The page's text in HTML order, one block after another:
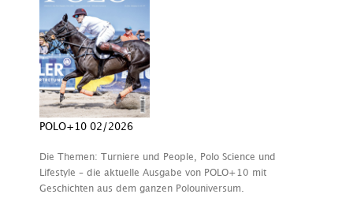
POLO+10 02/2026
Die Themen: Turniere und People, Polo Science und
Lifestyle – die aktuelle Ausgabe von POLO+10 mit
Geschichten aus dem ganzen Polouniversum.